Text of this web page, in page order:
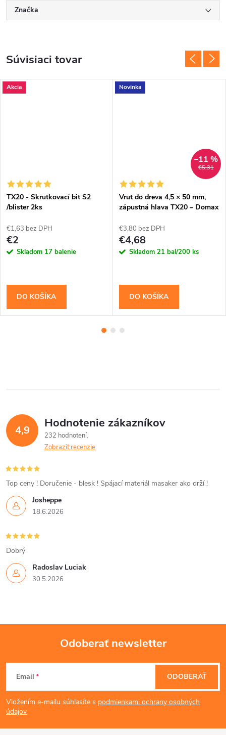
Značka
Súvisiaci tovar
Akcia
TX20 - Skrutkovací bit S2
/blister 2ks
€1,63 bez DPH
€2
Skladom 17 balenie
DO KOŠÍKA
Novinka
€5,31
–11 %
Vrut do dreva 4,5 × 50 mm,
zápustná hlava TX20 – Domax
€3,80 bez DPH
€4,68
Skladom 21 bal/200 ks
DO KOŠÍKA
4,9 Hodnotenie zákazníkov
232 hodnotení
Zobraziť recenzie
Josheppe
18.6.2026
Top ceny ! Doručenie - blesk ! Spájací materiál masaker ako drží !
Radoslav Luciak
30.5.2026
Dobrý
Z
á
p
Odoberať newsletter
Email
Vložením e-mailu súhlasíte s podmienkami ochrany osobných
údajov
ODOBERAŤ